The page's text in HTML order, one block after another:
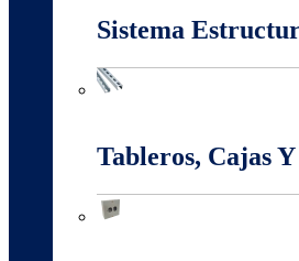
Sistema
Tableros, Cajas